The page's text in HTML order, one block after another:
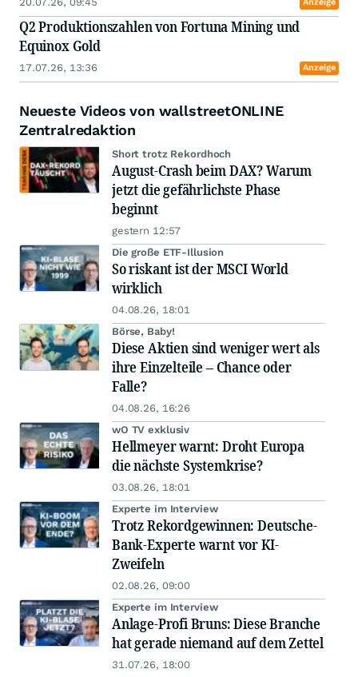
Q2 Produktionszahlen von Fortuna Mining und
Equinox Gold
17.07.26, 13:36 Anzeige
Neueste Videos von wallstreetONLINE
Zentralredaktion
Short trotz Rekordhoch
August-Crash beim DAX? Warum
jetzt die gefährlichste Phase
beginnt
gestern 12:57
Die große ETF-Illusion
So riskant ist der MSCI World
wirklich
04.08.26, 18:01
Börse, Baby!
Diese Aktien sind weniger wert als
ihre Einzelteile – Chance oder
Falle?
04.08.26, 16:26
wO TV exklusiv
Hellmeyer warnt: Droht Europa
die nächste Systemkrise?
03.08.26, 18:01
Experte im Interview
Trotz Rekordgewinnen: Deutsche-
Bank-Experte warnt vor KI-
Zweifeln
02.08.26, 09:00
Experte im Interview
Anlage-Profi Bruns: Diese Branche
hat gerade niemand auf dem Zettel
31.07.26, 18:00